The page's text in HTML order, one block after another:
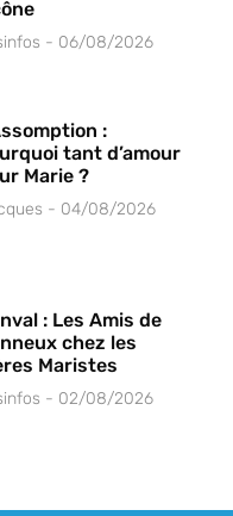
06/08/2026
:
tant d’amour
Marie ?
04/08/2026
: Les Amis de
chez les
Maristes
02/08/2026